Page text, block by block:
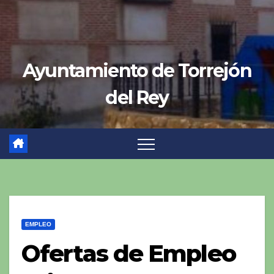
Ayuntamiento de Torrejón
del Rey
EMPLEO
Ofertas de Empleo